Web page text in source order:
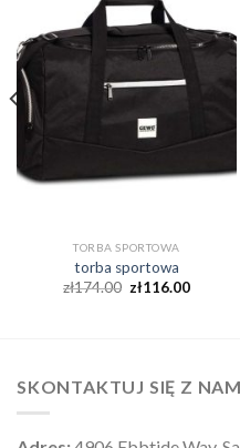
TORBA SPORTOWA
torba sportowa
zł174.00 zł116.00
SKONTAKTUJ SIĘ Z